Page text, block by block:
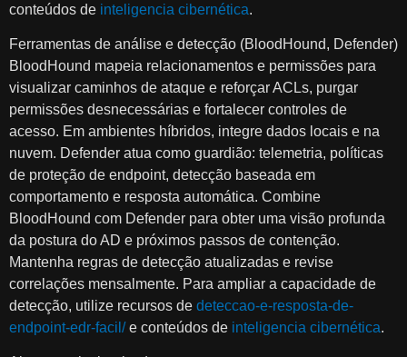
conteúdos de inteligencia cibernética.
Ferramentas de análise e detecção (BloodHound, Defender)
BloodHound mapeia relacionamentos e permissões para
visualizar caminhos de ataque e reforçar ACLs, purgar
permissões desnecessárias e fortalecer controles de
acesso. Em ambientes híbridos, integre dados locais e na
nuvem. Defender atua como guardião: telemetria, políticas
de proteção de endpoint, detecção baseada em
comportamento e resposta automática. Combine
BloodHound com Defender para obter uma visão profunda
da postura do AD e próximos passos de contenção.
Mantenha regras de detecção atualizadas e revise
correlações mensalmente. Para ampliar a capacidade de
detecção, utilize recursos de deteccao-e-resposta-de-
endpoint-edr-facil/e conteúdos de inteligencia cibernética.